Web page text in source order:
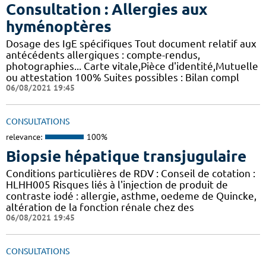
Consultation : Allergies aux
hyménoptères
Dosage des IgE spécifiques Tout document relatif aux
antécédents allergiques : compte-rendus,
photographies... Carte vitale,Pièce d'identité,Mutuelle
ou attestation 100% Suites possibles : Bilan compl
06/08/2021 19:45
CONSULTATIONS
relevance: 100%
Biopsie hépatique transjugulaire
Conditions particulières de RDV : Conseil de cotation :
HLHH005 Risques liés à l'injection de produit de
contraste iodé : allergie, asthme, oedeme de Quincke,
altération de la fonction rénale chez des
06/08/2021 19:45
CONSULTATIONS